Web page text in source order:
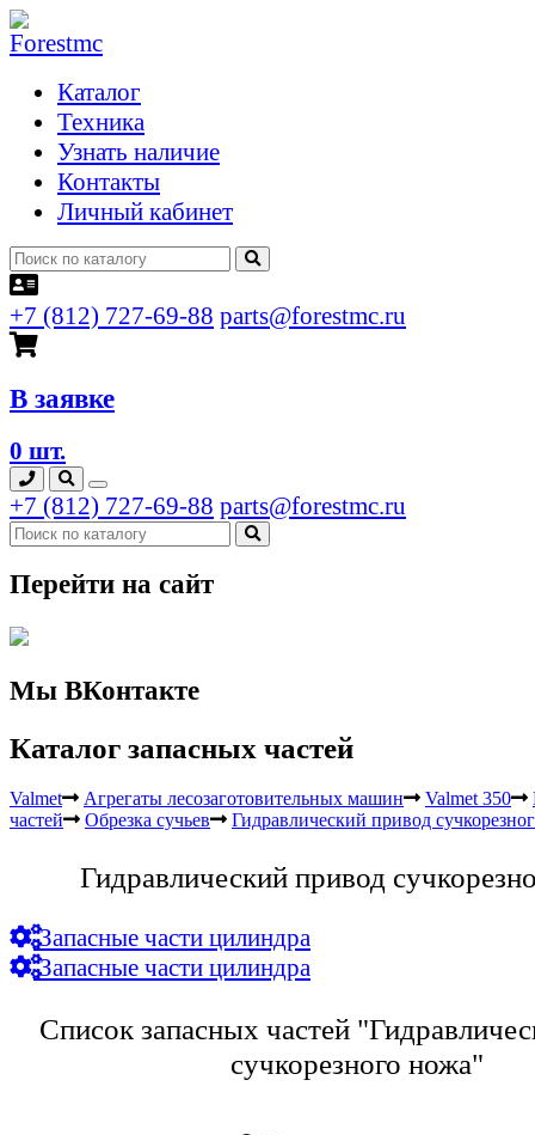
Каталог
Техника
Узнать наличие
Контакты
Личный кабинет
+7 (812) 727-69-88 parts@forestmc.ru
В заявке
0 шт.
+7 (812) 727-69-88 parts@forestmc.ru
Перейти на сайт
Мы ВКонтакте
Каталог запасных частей
Valmet Агрегаты лесозаготовительных машин Valmet 350
частей
Обрезка сучьев Гидравлический привод
Гидравлический привод
Запасные части цилиндра
Запасные части цилиндра
Список запасных частей
сучкорезного ножа"